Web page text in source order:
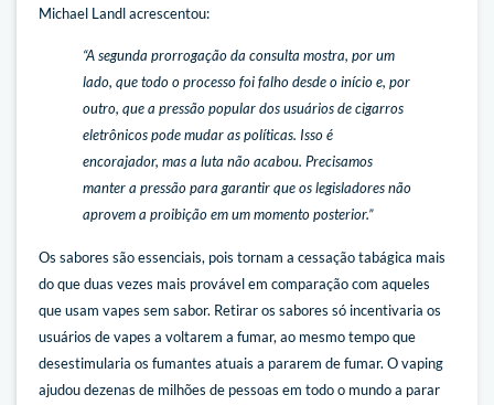
Michael Landl acrescentou:
“A segunda prorrogação da consulta mostra, por um
lado, que todo o processo foi falho desde o início e, por
outro, que a pressão popular dos usuários de cigarros
eletrônicos pode mudar as políticas. Isso é
encorajador, mas a luta não acabou. Precisamos
manter a pressão para garantir que os legisladores não
aprovem a proibição em um momento posterior.”
Os sabores são essenciais, pois tornam a cessação tabágica mais
do que duas vezes mais provável em comparação com aqueles
que usam vapes sem sabor. Retirar os sabores só incentivaria os
usuários de vapes a voltarem a fumar, ao mesmo tempo que
desestimularia os fumantes atuais a pararem de fumar. O vaping
ajudou dezenas de milhões de pessoas em todo o mundo a parar